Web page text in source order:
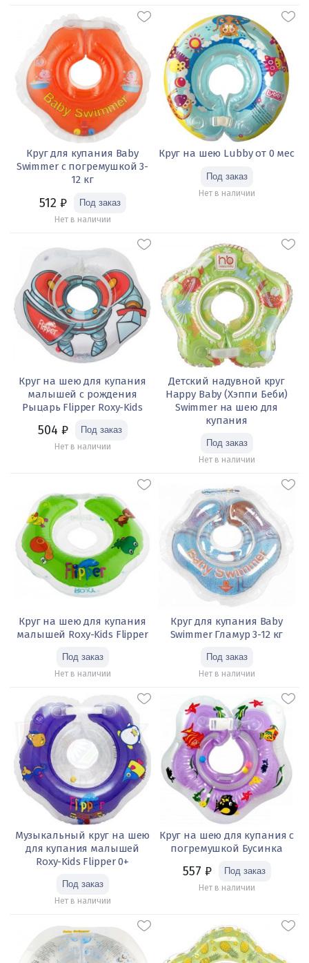
Круг для купания Baby
Swimmer с погремушкой 3-
12 кг
512 ₽
Нет в наличии
Круг на шею Lubby от 0 мес
Нет в наличии
Круг на шею для купания
малышей с рождения
Рыцарь Flipper Roxy-Kids
504 ₽
Нет в наличии
Детский надувной круг
Happy Baby (Хэппи Беби)
Swimmer на шею для
купания
Нет в наличии
Круг на шею для купания
малышей Roxy-Kids Flipper
Нет в наличии
Круг для купания Baby
Swimmer Гламур 3-12 кг
Нет в наличии
Музыкальный круг на шею
для купания малышей
Roxy-Kids Flipper 0+
Нет в наличии
Круг на шею для купания с
погремушкой Бусинка
557 ₽
Нет в наличии